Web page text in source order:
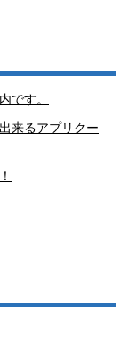
です。
来るアプリクー